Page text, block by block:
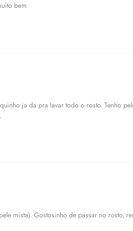
bem
ja da pra lavar todo o rosto. Tenho
mista). Gostosinho de passar no rosto,